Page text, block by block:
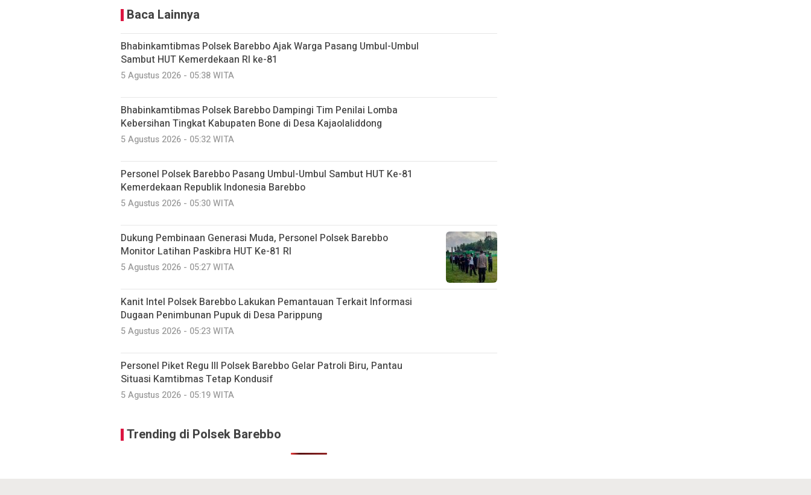
Baca Lainnya
Bhabinkamtibmas Polsek Barebbo Ajak Warga Pasang Umbul-Umbul
Sambut HUT Kemerdekaan RI ke-81
5 Agustus 2026 - 05:38 WITA
Bhabinkamtibmas Polsek Barebbo Dampingi Tim Penilai Lomba
Kebersihan Tingkat Kabupaten Bone di Desa Kajaolaliddong
5 Agustus 2026 - 05:32 WITA
Personel Polsek Barebbo Pasang Umbul-Umbul Sambut HUT Ke-81
Kemerdekaan Republik Indonesia Barebbo
5 Agustus 2026 - 05:30 WITA
Dukung Pembinaan Generasi Muda, Personel Polsek Barebbo
Monitor Latihan Paskibra HUT Ke-81 RI
5 Agustus 2026 - 05:27 WITA
Kanit Intel Polsek Barebbo Lakukan Pemantauan Terkait Informasi
Dugaan Penimbunan Pupuk di Desa Parippung
5 Agustus 2026 - 05:23 WITA
Personel Piket Regu III Polsek Barebbo Gelar Patroli Biru, Pantau
Situasi Kamtibmas Tetap Kondusif
5 Agustus 2026 - 05:19 WITA
Trending di Polsek Barebbo